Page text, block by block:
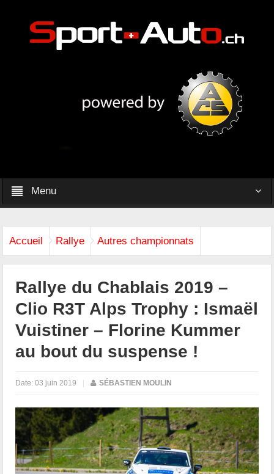
Menu
Accueil Rallye Autres championnats
Rallye du Chablais 2019 –
Clio R3T Alps Trophy : Ismaël
Vuistiner – Florine Kummer
au bout du suspense !
Date:03 juin 2019 | SÉBASTIEN MOULIN